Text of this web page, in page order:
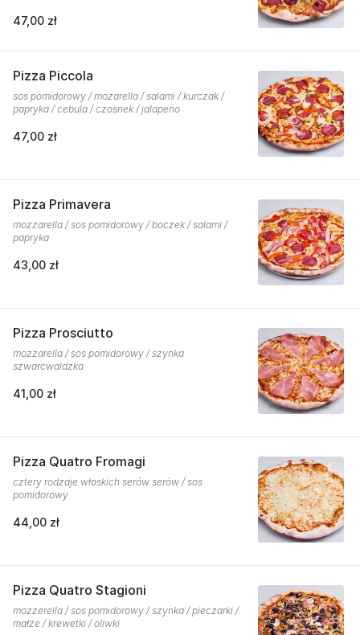
47,00 zł
Pizza Piccola
sos pomidorowy / mozarella / salami / kurczak /
papryka / cebula / czosnek / jalapeno
47,00 zł
Pizza Primavera
mozzarella / sos pomidorowy / boczek / salami /
papryka
43,00 zł
Pizza Prosciutto
mozzarella / sos pomidorowy / szynka
szwarcwaldzka
41,00 zł
Pizza Quatro Fromagi
cztery rodzaje włoskich serów serów / sos
pomidorowy
44,00 zł
Pizza Quatro Stagioni
mozzerella / sos pomidorowy / szynka / pieczarki /
małże / krewetki / oliwki